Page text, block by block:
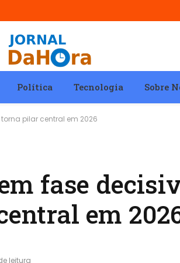
Política Tecnologia Sobre
pilar central em 2026
fase
em
leitura